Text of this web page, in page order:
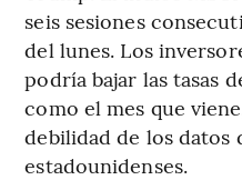
seis sesiones
del lunes. Los
podría bajar las tasas
como el mes que
debilidad de los datos
estadounidenses.